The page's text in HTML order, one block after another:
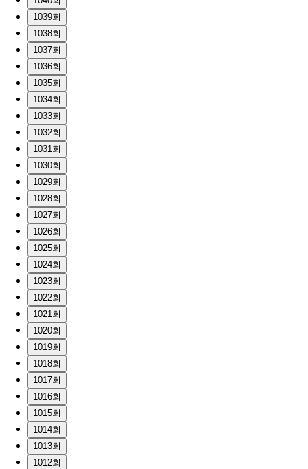
1039회
1038회
1037회
1036회
1035회
1034회
1033회
1032회
1031회
1030회
1029회
1028회
1027회
1026회
1025회
1024회
1023회
1022회
1021회
1020회
1019회
1018회
1017회
1016회
1015회
1014회
1013회
1012회